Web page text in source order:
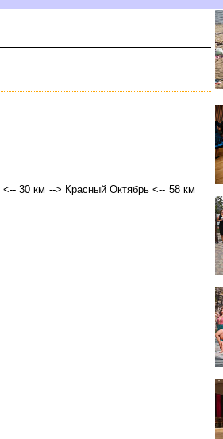
<-- 30 км --> Красный Октябрь <-- 58 км